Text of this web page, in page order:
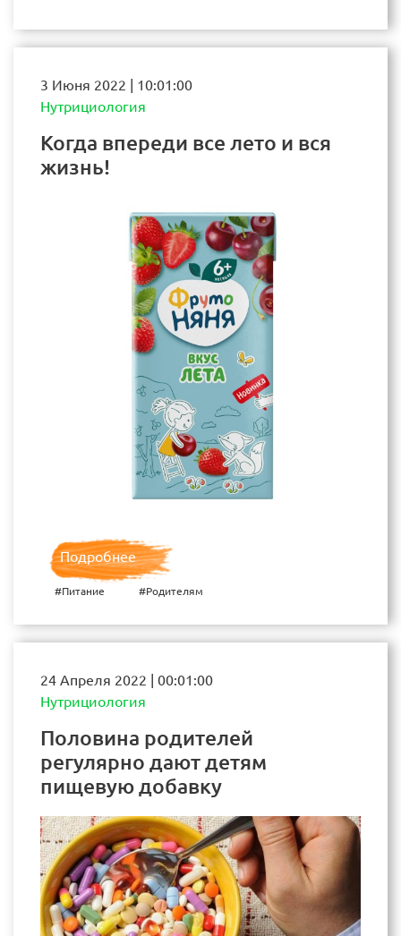
3 Июня 2022 | 10:01:00
Нутрициология
Когда впереди все лето и вся
жизнь!
Подробнее
#Питание #Родителям
24 Апреля 2022 | 00:01:00
Нутрициология
Половина родителей
регулярно дают детям
пищевую добавку